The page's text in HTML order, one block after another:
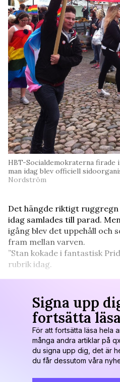
HBT-Socialdemokraterna firade
man idag blev officiell
Nordström
Det hängde riktigt
idag samlades till parad.
igång blev det uppehåll och
fram mellan varven.
”Stan kokade i fantastisk
rubrik idag.
Signa upp
fortsätta läsa
För att fortsätta läsa hela
många andra artiklar på
du signa upp dig, det är
du får dessutom våra